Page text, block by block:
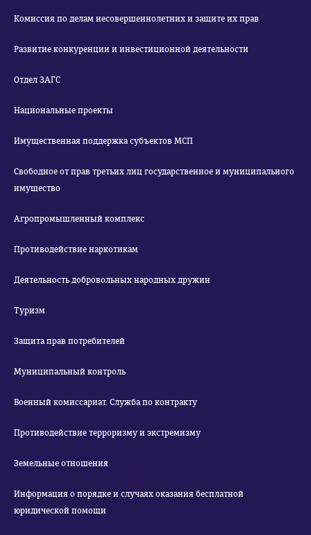
Комиссия по делам несовершеннолетних и защите их прав
Развитие конкуренции и инвестиционной деятельности
Отдел ЗАГС
Национальные проекты
Имущественная поддержка субъектов МСП
Свободное от прав третьих лиц государственное и муниципального
имущество
Агропромышленный комплекс
Противодействие наркотикам
Деятельность добровольных народных дружин
Туризм
Защита прав потребителей
Муниципальный контроль
Военный комиссариат. Служба по контракту
Противодействие терроризму и экстремизму
Земельные отношения
Информация о порядке и случаях оказания бесплатной
юридической помощи